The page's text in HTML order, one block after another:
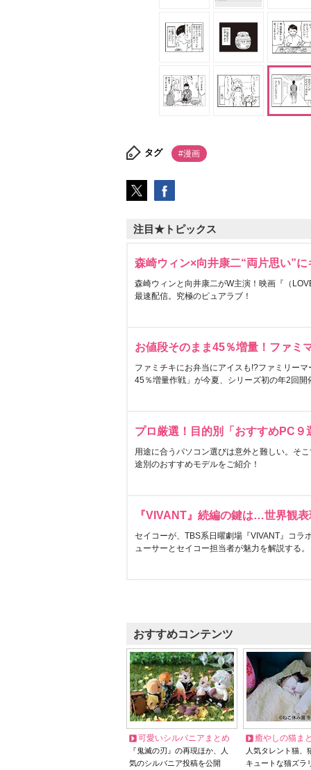
タグ #漫画
注目★トピックス
森崎ウィン×向井康二“両片思い”
森崎ウィンと向井康二がW主演！映画『（
最速配信。究極のピュアラブ！
お値段そのまま45％増量！ファミ
ファミチキにお弁当にアイスも!?ファミリー
45％増量作戦」が今夏、シリーズ初の年2回開
プロ厳選！目的別「おすすめPC９
用途に合うパソコン選びは意外と難しい。そ
途別のおすすめモデルをご紹介！
『VIVANT』続編の鍵は…世界観
セイコーが、TBS系日曜劇場『VIVANT』コラ
ューサーとセイコー担当者が魅力を解説する。
おすすめコンテンツ
可愛いシルバニアまとめ
『鬼滅の刃』の再現ほか、人
気のシルバニア投稿を公開
癒やしの猫ま
人気タレント猫
キュートな猫ズラ